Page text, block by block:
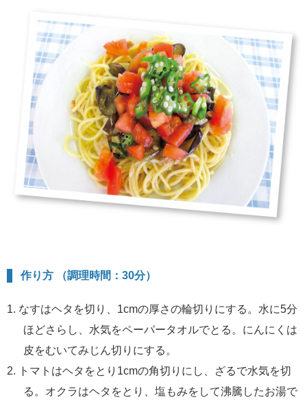
作り方 （調理時間：30分）
なすはヘタを切り、1cmの厚さの輪切りにする。水に5分
ほどさらし、水気をペーパータオルでとる。にんにくは
皮をむいてみじん切りにする。
トマトはヘタをとり1cmの角切りにし、ざるで水気を切
る。オクラはヘタをとり、塩もみをして沸騰したお湯で